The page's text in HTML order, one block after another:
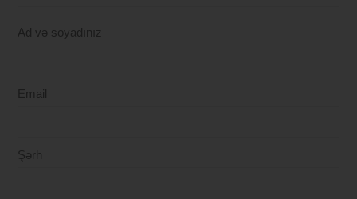
Ad və soyadınız
Email
Şərh